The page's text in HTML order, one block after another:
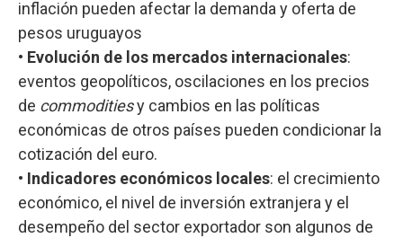
inflación pueden afectar la demanda y oferta de
pesos uruguayos
• Evolución de los mercados internacionales:
eventos geopolíticos, oscilaciones en los precios
de commoditiesy cambios en las políticas
económicas de otros países pueden condicionar la
cotización del euro.
• Indicadores económicos locales: el crecimiento
económico, el nivel de inversión extranjera y el
desempeño del sector exportador son algunos de